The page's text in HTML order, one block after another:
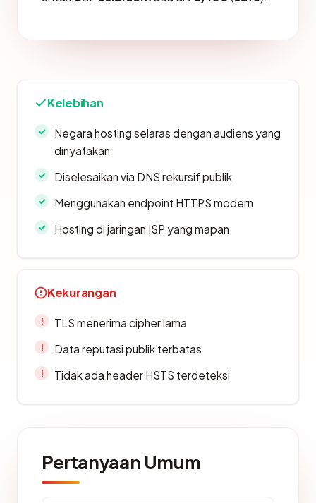
Kelebihan
Negara hosting selaras dengan audiens yang
dinyatakan
Diselesaikan via DNS rekursif publik
Menggunakan endpoint HTTPS modern
Hosting di jaringan ISP yang mapan
Kekurangan
TLS menerima cipher lama
Data reputasi publik terbatas
Tidak ada header HSTS terdeteksi
Pertanyaan Umum